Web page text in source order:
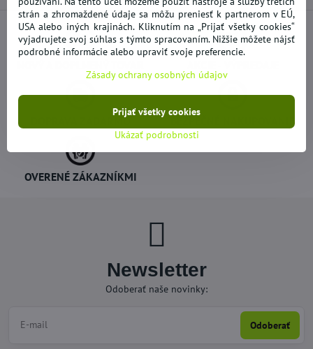
DOPRAVA ZADARMO
OVERENÉ ZÁKAZNÍKMI
Newsletter
Odoberať naše novinky:
Odoberať
strán a zhromaždené údaje sa môžu preniesť k partnerom v EÚ,
USA alebo iných krajinách. Kliknutím na „Prijať všetky cookies“
vyjadrujete svoj súhlas s týmto spracovaním. Nižšie môžete nájsť
podrobné informácie alebo upraviť svoje preferencie.
Zásady ochrany osobných údajov
Ukázať podrobnosti
Prijať všetky cookies